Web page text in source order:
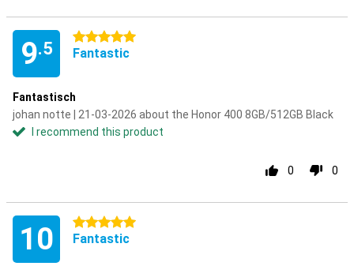
9.5
5 stars
Fantastic
Fantastisch
johan notte | 21-03-2026 about the Honor 400 8GB/512GB Black
I recommend this product
0 0
10 5 stars
Fantastic